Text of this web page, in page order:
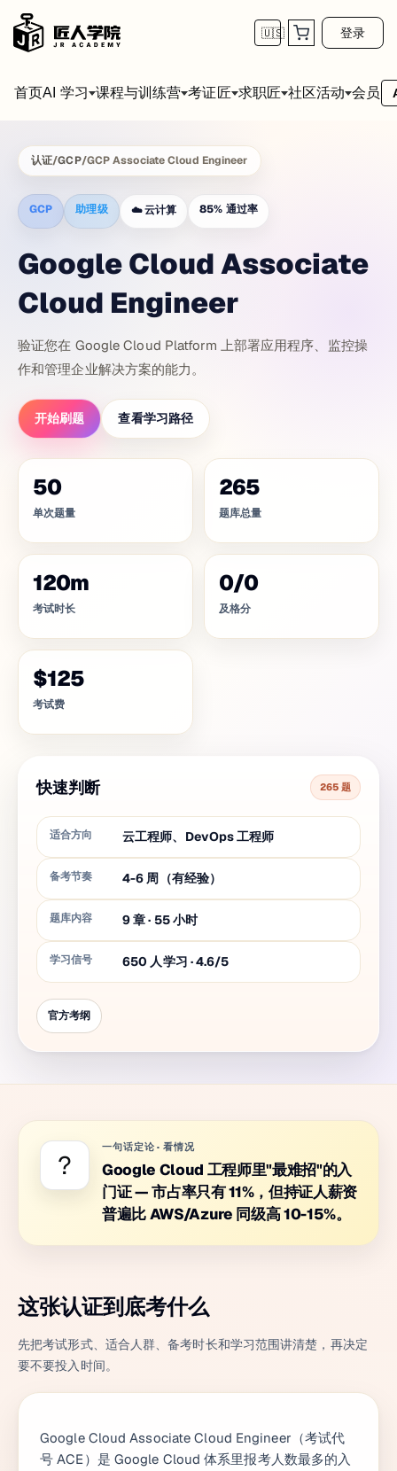
🇺🇸 登录
首页AI 学习 课程与训练营 考证匠 求职匠 社区活动 会员
认证/GCP/GCP Associate Cloud Engineer
GCP 助理级 ☁️ 云计算 85% 通过率
Google Cloud Associate
Cloud Engineer
验证您在 Google Cloud Platform 上部署应用程序、监控操
作和管理企业解决方案的能力。
开始刷题 查看学习路径
50
单次题量
265
题库总量
120m
考试时长
0/0
及格分
$125
考试费
快速判断 265 题
适合方向 云工程师、DevOps 工程师
备考节奏 4-6 周（有经验）
题库内容 9章· 55小时
学习信号 650 人学习 · 4.6/5
官方考纲
?
一句话定论 · 看情况
Google Cloud 工程师里"最难招"的入
门证 — 市占率只有 11%，但持证人薪资
普遍比 AWS/Azure 同级高 10-15%。
这张认证到底考什么
先把考试形式、适合人群、备考时长和学习范围讲清楚，再决定
要不要投入时间。
Google Cloud Associate Cloud Engineer（考试代
号 ACE）是 Google Cloud 体系里报考人数最多的入